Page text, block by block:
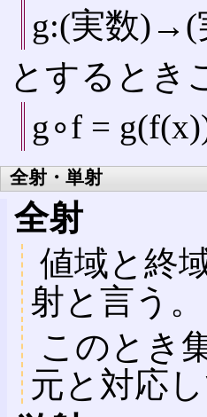
g:(実数)→(
とするとき
g∘f =
全射・単射
全射
値域と終
射と言う。
このとき
元と対応し